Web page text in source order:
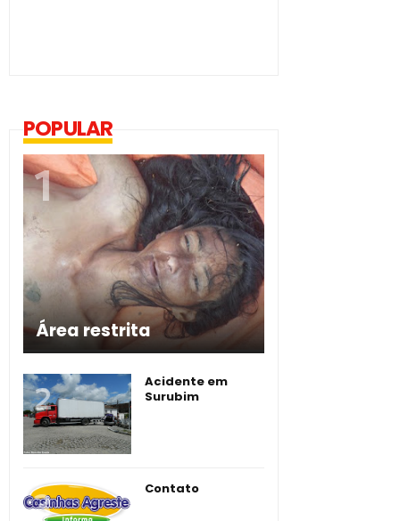
POPULAR
Área restrita
Acidente em
Surubim
Contato